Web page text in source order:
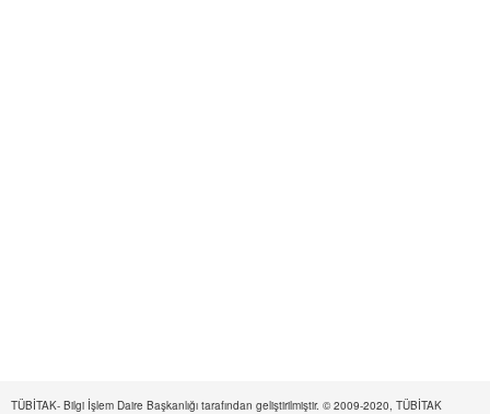
TÜBİTAK- Bilgi İşlem Daire Başkanlığı tarafından geliştirilmiştir. © 2009-2020, TÜBİTAK